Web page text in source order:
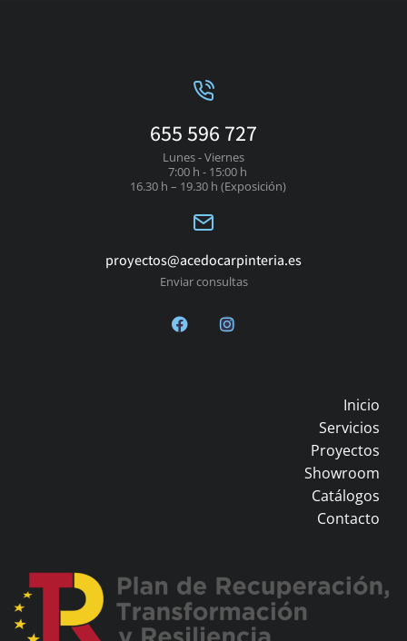
655 596 727
Lunes - Viernes
7:00 h - 15:00 h
16.30 h – 19.30 h (Exposición)
proyectos@acedocarpinteria.es
Enviar consultas
Inicio
Servicios
Proyectos
Showroom
Catálogos
Contacto